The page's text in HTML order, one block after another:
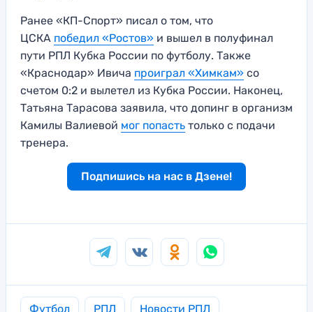
Ранее «КП-Спорт» писал о том, что
ЦСКА победил «Ростов» и вышел в полуфинал
пути РПЛ Кубка России по футболу. Также
«Краснодар» Ивича проиграл «Химкам» со
счетом 0:2 и вылетел из Кубка России. Наконец,
Татьяна Тарасова заявила, что допинг в организм
Камилы Валиевой мог попасть только с подачи
тренера.
Подпишись на нас в Дзене!
Футбол РПЛ Новости РПЛ